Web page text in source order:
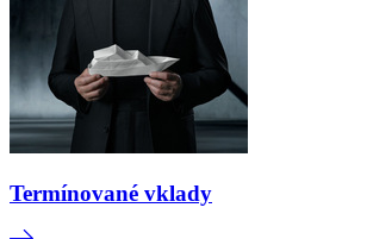
Termínované vklady